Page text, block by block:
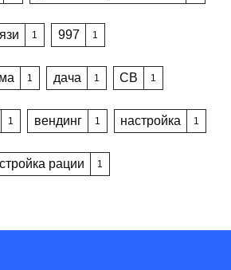
1 997 1
1 дача 1 CB 1
1 вендинг 1 настройка 1
рации 1